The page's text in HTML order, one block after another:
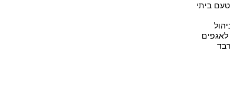
ביתי
לאגפים